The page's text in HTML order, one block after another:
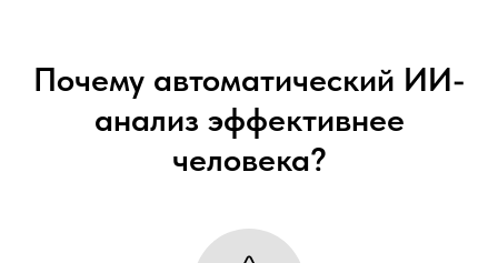
Почему автоматический ИИ-
анализ эффективнее
человека?